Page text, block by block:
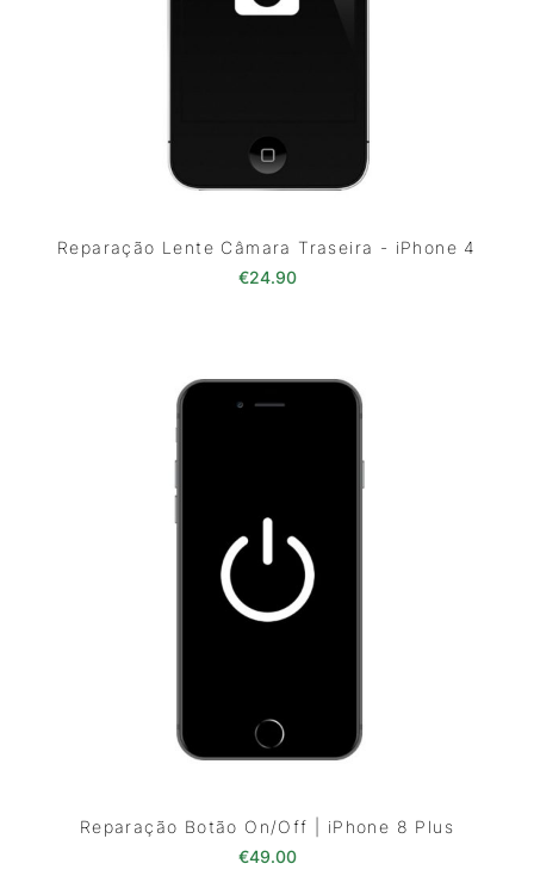
Reparação Lente Câmara Traseira - iPhone 4
€24.90
Reparação Botão On/Off | iPhone 8 Plus
€49.00